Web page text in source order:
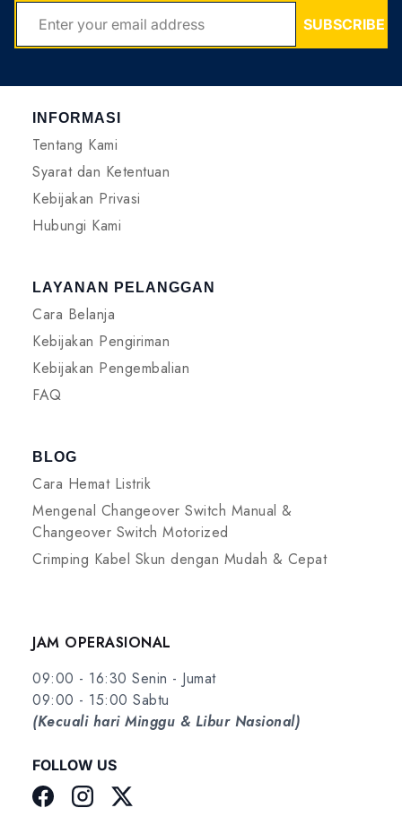
SUBSCRIBE
INFORMASI
Tentang Kami
Syarat dan Ketentuan
Kebijakan Privasi
Hubungi Kami
LAYANAN PELANGGAN
Cara Belanja
Kebijakan Pengiriman
Kebijakan Pengembalian
FAQ
BLOG
Cara Hemat Listrik
Mengenal Changeover Switch Manual &
Changeover Switch Motorized
Crimping Kabel Skun dengan Mudah & Cepat
JAM OPERASIONAL
09:00 - 16:30 Senin - Jumat
09:00 - 15:00 Sabtu
(Kecuali hari Minggu & Libur Nasional)
FOLLOW US
FacebookInstagramTwitter